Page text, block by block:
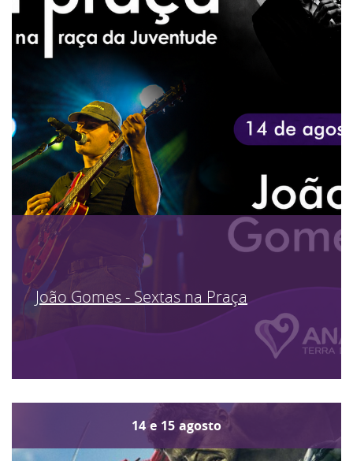
João Gomes - Sextas na Praça
14 e 15 agosto